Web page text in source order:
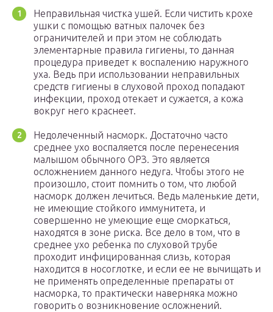
Неправильная чистка ушей. Если чистить крохе
ушки с помощью ватных палочек без
ограничителей и при этом не соблюдать
элементарные правила гигиены, то данная
процедура приведет к воспалению наружного
уха. Ведь при использовании неправильных
средств гигиены в слуховой проход попадают
инфекции, проход отекает и сужается, а кожа
вокруг него краснеет.
Недолеченный насморк. Достаточно часто
среднее ухо воспаляется после перенесения
малышом обычного ОРЗ. Это является
осложнением данного недуга. Чтобы этого не
произошло, стоит помнить о том, что любой
насморк должен лечиться. Ведь маленькие дети,
не имеющие стойкого иммунитета, и
совершенно не умеющие еще сморкаться,
находятся в зоне риска. Все дело в том, что в
среднее ухо ребенка по слуховой трубе
проходит инфицированная слизь, которая
находится в носоглотке, и если ее не вычищать и
не применять определенные препараты от
насморка, то практически наверняка можно
говорить о возникновение осложнений.